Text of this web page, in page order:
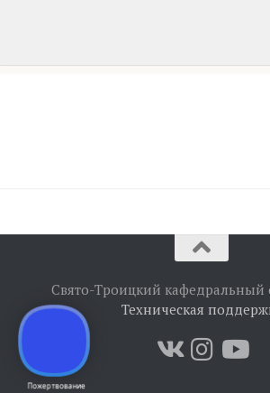
Пожертвование
Свято-Троицкий кафедральный
Техническая